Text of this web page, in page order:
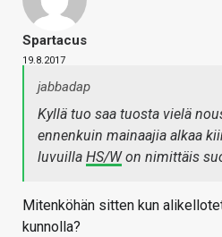
Spartacus
19.8.2017
jabbadap
Kyllä tuo saa tuosta vielä
ennenkuin mainaajia alkaa
luvuilla HS/Won nimittäis
Mitenköhän sitten kun
kunnolla?